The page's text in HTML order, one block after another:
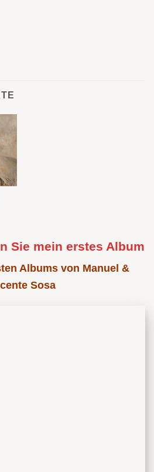
Sie mein erstes Album
Albums von Manuel &
Sosa